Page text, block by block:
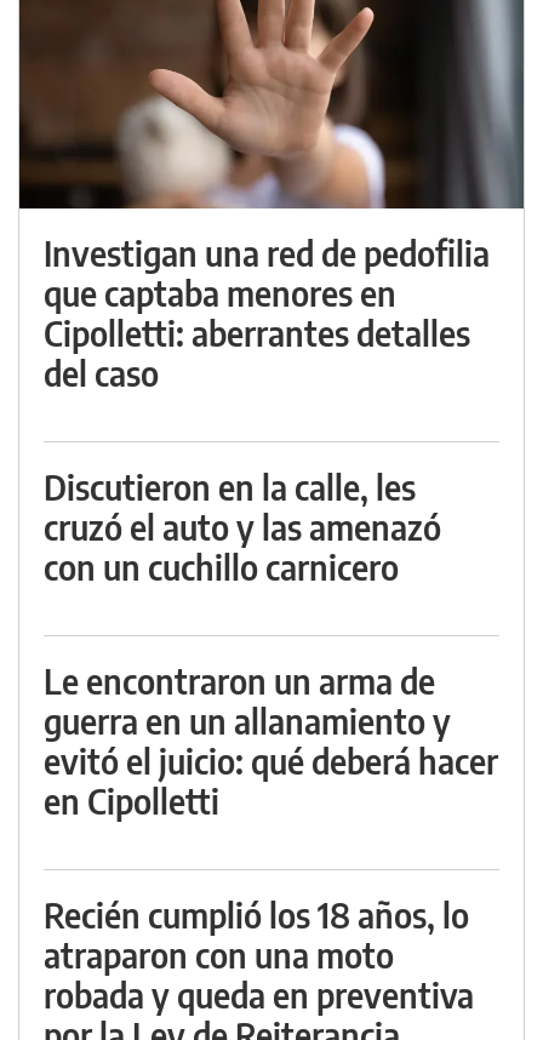
Investigan una red de pedofilia
que captaba menores en
Cipolletti: aberrantes detalles
del caso
Discutieron en la calle, les
cruzó el auto y las amenazó
con un cuchillo carnicero
Le encontraron un arma de
guerra en un allanamiento y
evitó el juicio: qué deberá hacer
en Cipolletti
Recién cumplió los 18 años, lo
atraparon con una moto
robada y queda en preventiva